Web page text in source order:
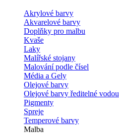
Akrylové barvy
Akvarelové barvy
Doplňky pro malbu
Kvaše
Laky
Malířské stojany
Malování podle čísel
Média a Gely
Olejové barvy
Olejové barvy ředitelné vodou
Pigmenty
Spreje
Temperové barvy
Malba